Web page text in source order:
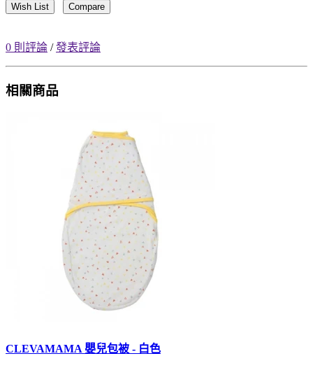
Wish List
Compare
0 則評論 /發表評論
相關商品
CLEVAMAMA 嬰兒包被 - 白色